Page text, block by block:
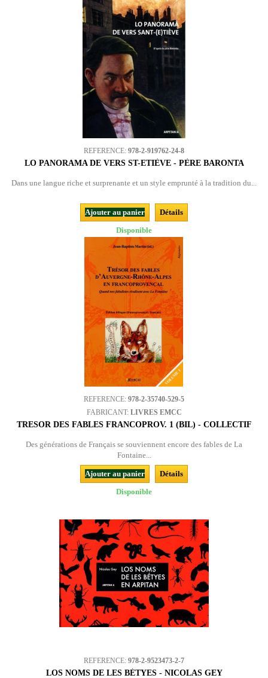
REFERENCE: 978-2-919762-24-8
LO PANORAMA DE VERS ST-ETIÈVE - PÈRE BARONTA
Dans une langue riche et surprenante et un style emprunté à la tradition du...
Ajouter au panier
Détails
Disponible
REFERENCE: 978-2-35740-529-5
FABRICANT: LIVRES EMCC
TRESOR DES FABLES FRANCOPROV. 1 (BIL) - COLLECTIF
Des générations de Français se souviennent encore des fables de La
Fontaine...
Ajouter au panier
Détails
Disponible
REFERENCE: 978-2-9523473-2-7
LOS NOMS DE LES BÉTYES - NICOLAS GEY